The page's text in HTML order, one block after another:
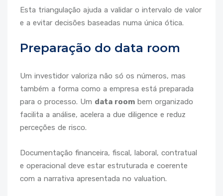
Esta triangulação ajuda a validar o intervalo de valor
e a evitar decisões baseadas numa única ótica.
Preparação do data room
Um investidor valoriza não só os números, mas
também a forma como a empresa está preparada
para o processo. Um data room bem organizado
facilita a análise, acelera a due diligence e reduz
perceções de risco.
Documentação financeira, fiscal, laboral, contratual
e operacional deve estar estruturada e coerente
com a narrativa apresentada no valuation.